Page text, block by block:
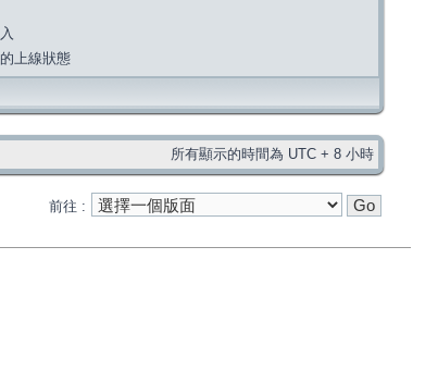
上線狀態
所有顯示的時間為 UTC + 8 小時
前往 :